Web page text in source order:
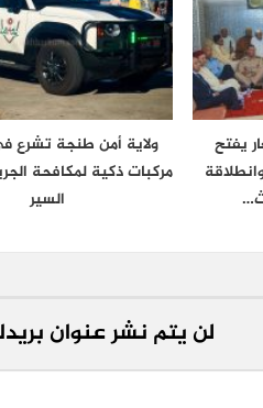
يفتح
ولاية أمن طنجة تشرع
مركبات ذكية لمكافحة
السير
لن يتم نشر عنوان